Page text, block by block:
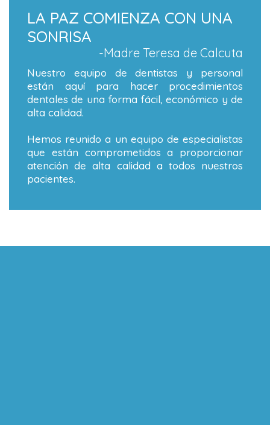
LA PAZ COMIENZA CON UNA
SONRISA
-Madre Teresa de Calcuta
Nuestro equipo de dentistas y personal
están aquí para hacer procedimientos
dentales de una forma fácil, económico y de
alta calidad.
Hemos reunido a un equipo de especialistas
que están comprometidos a proporcionar
atención de alta calidad a todos nuestros
pacientes.